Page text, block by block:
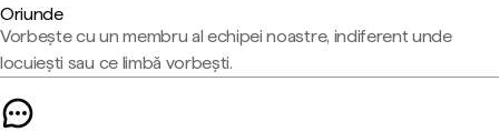
Oriunde
Vorbește cu un membru al echipei noastre, indiferent unde
locuiești sau ce limbă vorbești.